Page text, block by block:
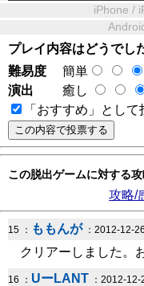
iPhone /
プレイ内容はどうでし
難易度
簡単
演出
癒し
「おすすめ」として
この脱出ゲームに対する
攻略/
15 ： ももんが：2012-12-
クリアーしました。
16 ： UーLANT ：2012-